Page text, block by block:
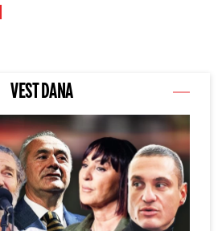
VEST DANA